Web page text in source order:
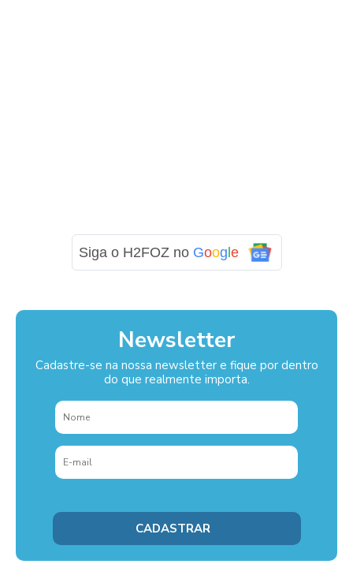
Siga o H2FOZ no Google
Newsletter
Cadastre-se na nossa newsletter e fique por dentro
do que realmente importa.